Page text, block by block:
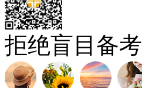
拒绝盲目备